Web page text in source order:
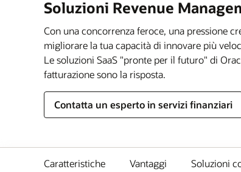
Soluzioni Revenue
Con una concorrenza feroce, una pressione
migliorare la tua capacità di innovare più
Le soluzioni SaaS "pronte per il futuro" di
fatturazione sono la risposta.
Contatta un esperto in servizi finanziari
Caratteristiche Vantaggi Soluzioni